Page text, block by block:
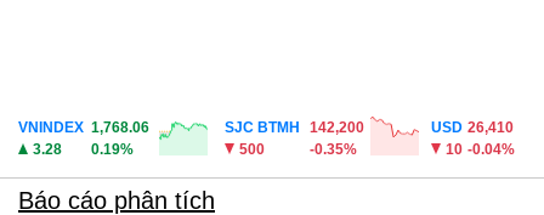
VNINDEX 1,768.06
3.28
0.19%
SJC BTMH
142,200
500
-0.35%
USD 26,410
10 -0.04%
Báo cáo phân tích